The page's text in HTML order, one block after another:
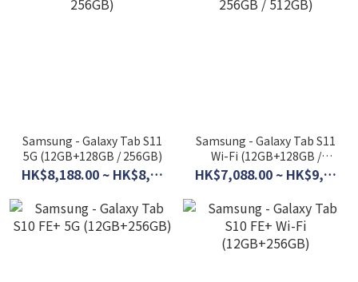
Samsung - Galaxy Tab S11
5G (12GB+128GB / 256GB)
HK$8,188.00 ~ HK$8,988.00
Samsung - Galaxy Tab S11
Wi-Fi (12GB+128GB /
256GB / 512GB)
HK$7,088.00 ~ HK$9,088.00